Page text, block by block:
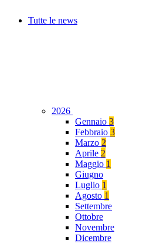
Tutte le news
2026
Gennaio 3
Febbraio 3
Marzo 2
Aprile 2
Maggio 1
Giugno
Luglio 1
Agosto 1
Settembre
Ottobre
Novembre
Dicembre